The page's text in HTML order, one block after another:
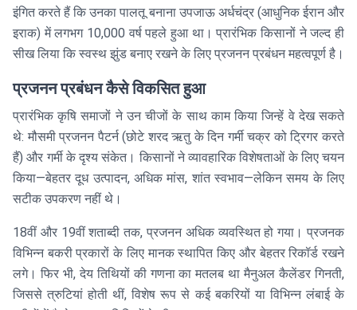
इंगित करते हैं कि उनका पालतू बनाना उपजाऊ अर्धचंद्र (आधुनिक ईरान और
इराक) में लगभग 10,000 वर्ष पहले हुआ था। प्रारंभिक किसानों ने जल्द ही
सीख लिया कि स्वस्थ झुंड बनाए रखने के लिए प्रजनन प्रबंधन महत्वपूर्ण है।
प्रजनन प्रबंधन कैसे विकसित हुआ
प्रारंभिक कृषि समाजों ने उन चीजों के साथ काम किया जिन्हें वे देख सकते
थे: मौसमी प्रजनन पैटर्न (छोटे शरद ऋतु के दिन गर्मी चक्र को ट्रिगर करते
हैं) और गर्मी के दृश्य संकेत। किसानों ने व्यावहारिक विशेषताओं के लिए चयन
किया—बेहतर दूध उत्पादन, अधिक मांस, शांत स्वभाव—लेकिन समय के लिए
सटीक उपकरण नहीं थे।
18वीं और 19वीं शताब्दी तक, प्रजनन अधिक व्यवस्थित हो गया। प्रजनक
विभिन्न बकरी प्रकारों के लिए मानक स्थापित किए और बेहतर रिकॉर्ड रखने
लगे। फिर भी, देय तिथियों की गणना का मतलब था मैनुअल कैलेंडर गिनती,
जिससे त्रुटियां होती थीं, विशेष रूप से कई बकरियों या विभिन्न लंबाई के